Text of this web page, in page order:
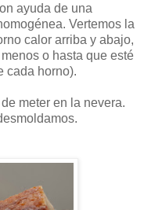
ayuda de una
Vertemos la
calor arriba y abajo,
o hasta que esté
cada horno).
meter en la nevera.